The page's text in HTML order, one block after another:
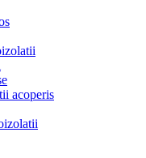
acoperis